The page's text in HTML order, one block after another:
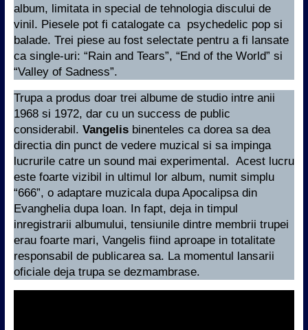
album, limitata in special de tehnologia discului de
vinil. Piesele pot fi catalogate ca psychedelic pop si
balade. Trei piese au fost selectate pentru a fi lansate
ca single-uri: “Rain and Tears”, “End of the World” si
“Valley of Sadness”.
Trupa a produs doar trei albume de studio intre anii
1968 si 1972, dar cu un success de public
considerabil. Vangelisbinenteles ca dorea sa dea
directia din punct de vedere muzical si sa impinga
lucrurile catre un sound mai experimental. Acest lucru
este foarte vizibil in ultimul lor album, numit simplu
“666”, o adaptare muzicala dupa Apocalipsa din
Evanghelia dupa Ioan. In fapt, deja in timpul
inregistrarii albumului, tensiunile dintre membrii trupei
erau foarte mari, Vangelis fiind aproape in totalitate
responsabil de publicarea sa. La momentul lansarii
oficiale deja trupa se dezmambrase.